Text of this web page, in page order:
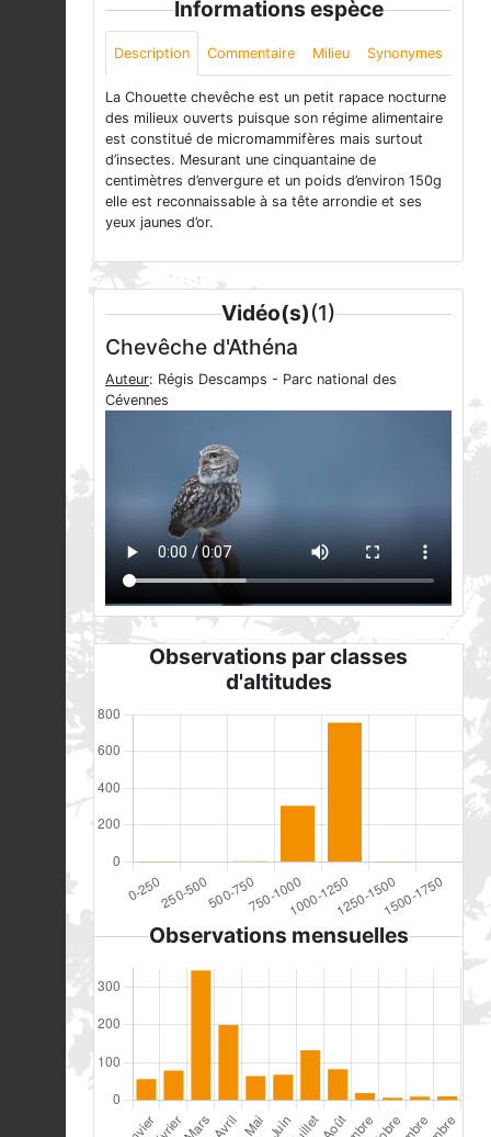
Informations espèce
Description Commentaire Milieu Synonymes
La Chouette chevêche est un petit rapace nocturne
des milieux ouverts puisque son régime alimentaire
est constitué de micromammifères mais surtout
d’insectes. Mesurant une cinquantaine de
centimètres d’envergure et un poids d’environ 150g
elle est reconnaissable à sa tête arrondie et ses
yeux jaunes d’or.
Vidéo(s)(1)
Chevêche d'Athéna
Auteur: Régis Descamps - Parc national des
Cévennes
Observations par classes
d'altitudes
Observations mensuelles